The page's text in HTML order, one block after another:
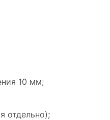
10 мм;
отдельно);